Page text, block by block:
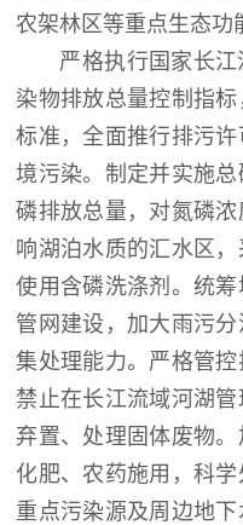
农架林区等重点生态功
严格执行国家长
染物排放总量控制指
标准，全面推行排污
境污染。制定并实施
磷排放总量，对氮磷
响湖泊水质的汇水区
使用含磷洗涤剂。统
管网建设，加大雨污
集处理能力。严格管控
禁止在长江流域河湖管
弃置、处理固体废物
化肥、农药施用，科
重点污染源及周边地